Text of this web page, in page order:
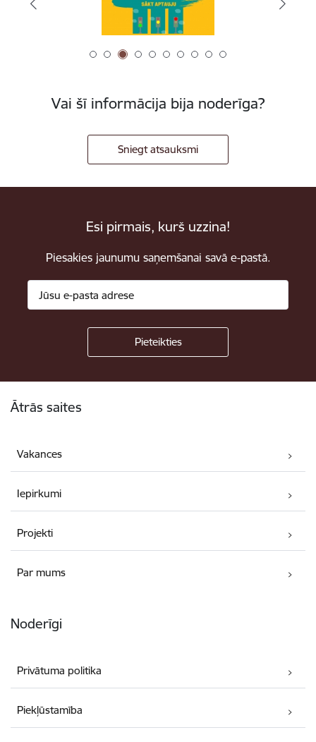
Vai šī informācija bija noderīga?
Sniegt atsauksmi
Esi pirmais, kurš uzzina!
Piesakies jaunumu saņemšanai savā e-pastā.
Ātrās saites
Vakances
Iepirkumi
Projekti
Par mums
Noderīgi
Privātuma politika
Piekļūstamība